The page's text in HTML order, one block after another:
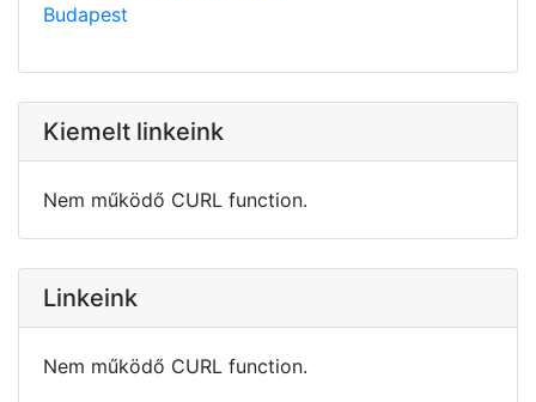
Budapest
Kiemelt linkeink
Nem működő CURL function.
Linkeink
Nem működő CURL function.